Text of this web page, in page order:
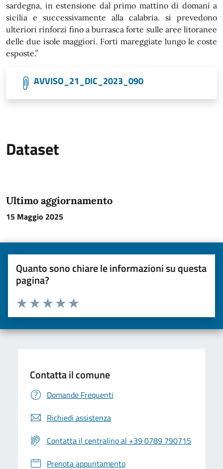
sardegna, in estensione dal primo mattino di domani a
sicilia e successivamente alla calabria. si prevedono
ulteriori rinforzi fino a burrasca forte sulle aree litoranee
delle due isole maggiori. Forti mareggiate lungo le coste
esposte.”
AVVISO_21_DIC_2023_090
Dataset
Ultimo aggiornamento
15 Maggio 2025
Quanto sono chiare le informazioni su questa
pagina?
Valuta da 1 a 5 stelle la pagina
Valuta 5 stelle su 5
Valuta 4 stelle su 5
Valuta 3 stelle su 5
Valuta 2 stelle su 5
Valuta una stella su 5
Contatta il comune
Domande Frequenti
Richiedi assistenza
Contatta il centralino al +39 0789 790715
Prenota appuntamento